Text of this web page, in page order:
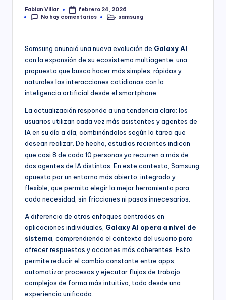
Publicado
por
Fabian Villar
febrero 24, 2026
No hay comentarios
Publicado
samsung
Samsung anunció una nueva evolución de Galaxy AI,
con la expansión de su ecosistema multiagente, una
propuesta que busca hacer más simples, rápidas y
naturales las interacciones cotidianas con la
inteligencia artificial desde el smartphone.
La actualización responde a una tendencia clara: los
usuarios utilizan cada vez más asistentes y agentes de
IA en su día a día, combinándolos según la tarea que
desean realizar. De hecho, estudios recientes indican
que casi 8 de cada 10 personas ya recurren a más de
dos agentes de IA distintos. En este contexto, Samsung
apuesta por un entorno más abierto, integrado y
flexible, que permita elegir la mejor herramienta para
cada necesidad, sin fricciones ni pasos innecesarios.
A diferencia de otros enfoques centrados en
aplicaciones individuales, Galaxy AI opera a nivel de
sistema, comprendiendo el contexto del usuario para
ofrecer respuestas y acciones más coherentes. Esto
permite reducir el cambio constante entre apps,
automatizar procesos y ejecutar flujos de trabajo
complejos de forma más intuitiva, todo desde una
experiencia unificada.